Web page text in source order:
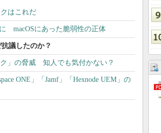
はこれだ
macOSにあった脆弱性の正体
議したのか？
」の脅威 知人でも気付かない？
ONE」「Jamf」「Hexnode UEM」の